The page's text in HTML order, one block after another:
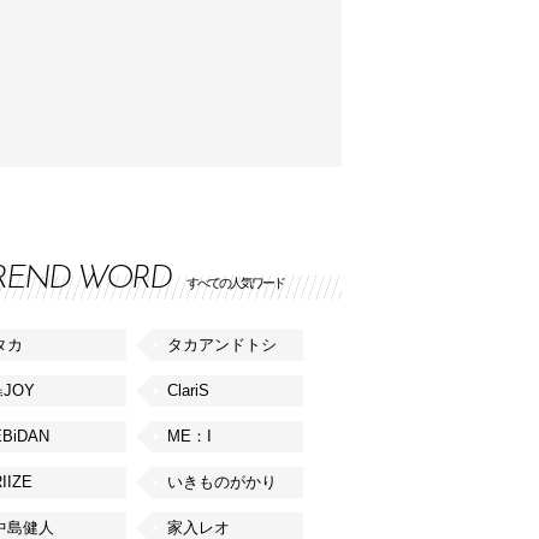
WORD すべての人気ワード
カ タカアンドトシ
ClariS
ME：I
いきものがかり
島健人 家入レオ